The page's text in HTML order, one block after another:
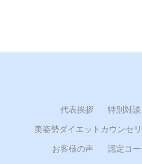
代表挨拶 特別対談
美姿勢ダイエットカウンセ
お客様の声 認定コ